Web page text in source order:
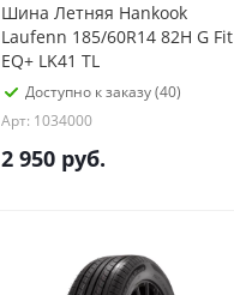
Шина Летняя Hankook
Laufenn 185/60R14 82H G Fit
EQ+ LK41 TL
Доступно к заказу (40)
Арт: 1034000
2 950 руб.